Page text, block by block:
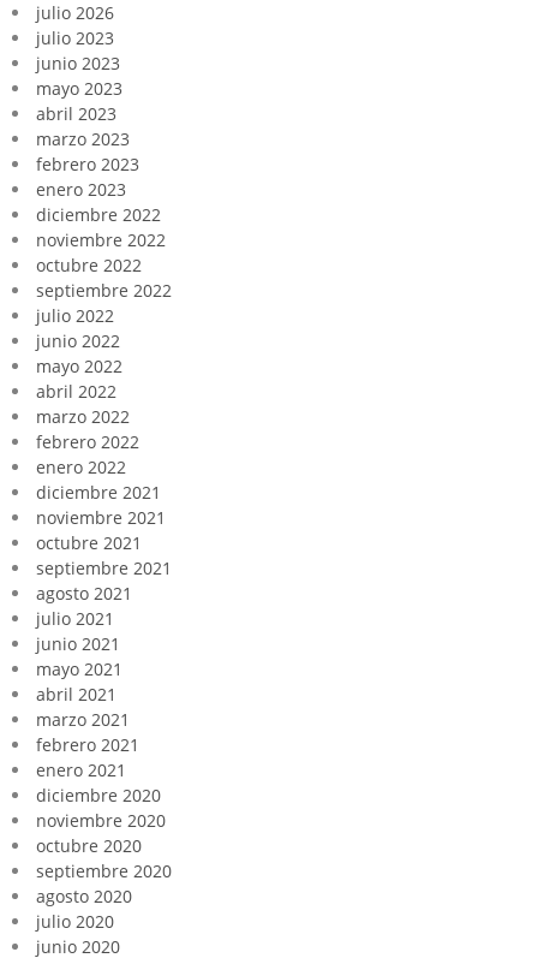
julio 2026
julio 2023
junio 2023
mayo 2023
abril 2023
marzo 2023
febrero 2023
enero 2023
diciembre 2022
noviembre 2022
octubre 2022
septiembre 2022
julio 2022
junio 2022
mayo 2022
abril 2022
marzo 2022
febrero 2022
enero 2022
diciembre 2021
noviembre 2021
octubre 2021
septiembre 2021
agosto 2021
julio 2021
junio 2021
mayo 2021
abril 2021
marzo 2021
febrero 2021
enero 2021
diciembre 2020
noviembre 2020
octubre 2020
septiembre 2020
agosto 2020
julio 2020
junio 2020